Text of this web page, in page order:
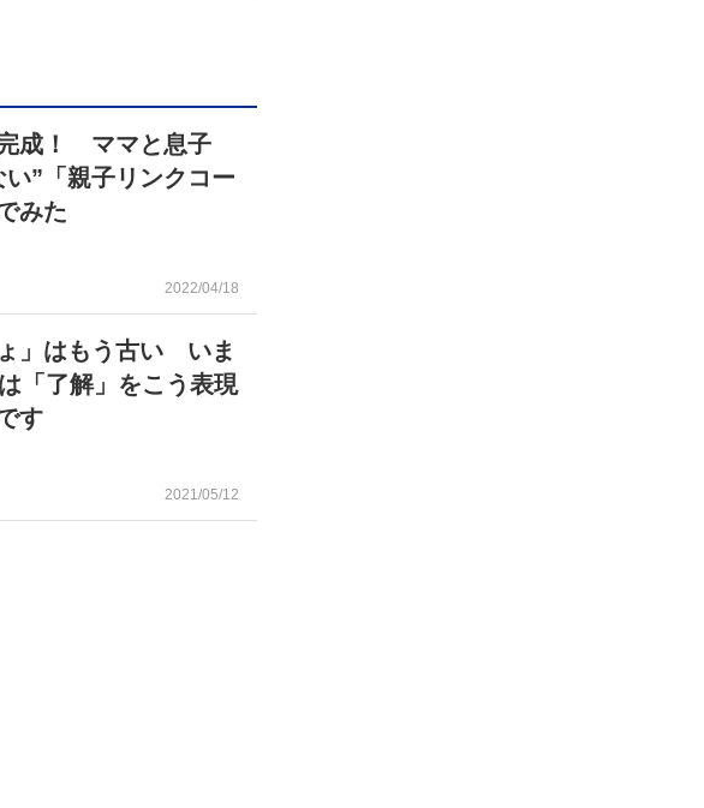
成！ ママと息子
”「親子リンクコー
みた
2022/04/18
」はもう古い いま
「了解」をこう表現
す
2021/05/12